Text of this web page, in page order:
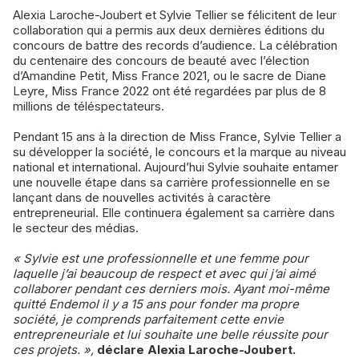
Alexia Laroche-Joubert et Sylvie Tellier se félicitent de leur
collaboration qui a permis aux deux dernières éditions du
concours de battre des records d’audience. La célébration
du centenaire des concours de beauté avec l’élection
d’Amandine Petit, Miss France 2021, ou le sacre de Diane
Leyre, Miss France 2022 ont été regardées par plus de 8
millions de téléspectateurs.
Pendant 15 ans à la direction de Miss France, Sylvie Tellier a
su développer la société, le concours et la marque au niveau
national et international. Aujourd’hui Sylvie souhaite entamer
une nouvelle étape dans sa carrière professionnelle en se
lançant dans de nouvelles activités à caractère
entrepreneurial. Elle continuera également sa carrière dans
le secteur des médias.
« Sylvie est une professionnelle et une femme pour
laquelle j’ai beaucoup de respect et avec qui j’ai aimé
collaborer pendant ces derniers mois. Ayant moi-même
quitté Endemol il y a 15 ans pour fonder ma propre
société, je comprends parfaitement cette envie
entrepreneuriale et lui souhaite une belle réussite pour
ces projets. », déclare Alexia Laroche-Joubert.